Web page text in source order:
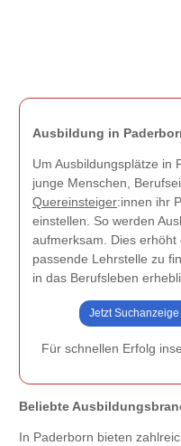
Ausbildung in
Um Ausbildungsplätze in
junge Menschen,
Quereinsteiger:innen ihr
einstellen. So werden
aufmerksam. Dies
passende Lehrstelle zu
in das Berufsleben
Jetzt
Für schnellen Erfolg
Beliebte
In Paderborn bieten